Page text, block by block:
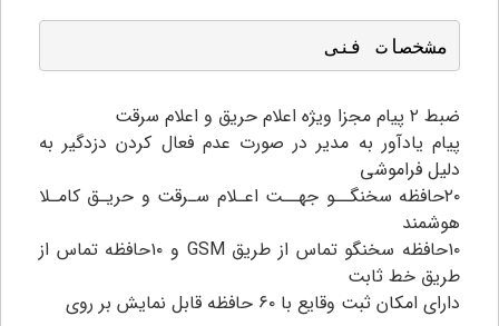
مشخصات فنی
ضبط ۲ پیام مجزا ویژه اعلام حریق و اعلام سرقت
پیام یادآور به مدیر در صورت عدم فعال کردن دزدگیر به
دلیل فراموشی
۲۰حافظه سخنگــو جهــت اعـلام سـرقت و حریـق کامـلا
هوشمند
۱۰حافظه سخنگو تماس از طریق GSM و ۱۰حافظه تماس از
طریق خط ثابت
دارای امکان ثبت وقایع با ۶۰ حافظه قابل نمایش بر روی